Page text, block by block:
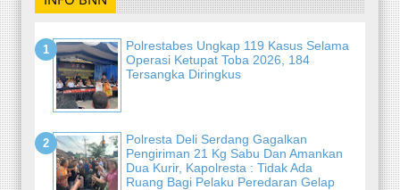
Polrestabes Ungkap 119 Kasus Selama
Operasi Ketupat Toba 2026, 184
Tersangka Diringkus
Polresta Deli Serdang Gagalkan
Pengiriman 21 Kg Sabu Dan Amankan
Dua Kurir, Kapolresta : Tidak Ada
Ruang Bagi Pelaku Peredaran Gelap